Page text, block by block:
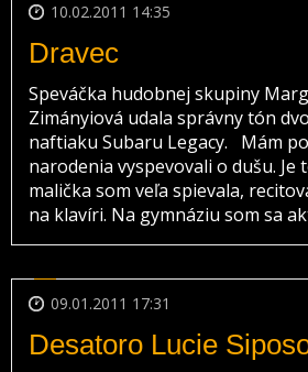
10.02.2011 14:35
Dravec
Speváčka hudobnej skupiny
Zimányiová udala správny tón
naftiaku Subaru Legacy. Mám
narodenia vyspevovali o dušu. Je
malička som veľa spievala,
na klavíri. Na gymnáziu som sa
09.01.2011 17:31
Desatoro Lucie